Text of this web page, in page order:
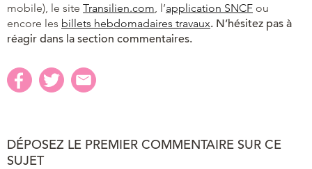
mobile), le site Transilien.com , l’application SNCF ou
encore les billets hebdomadaires travaux. N’hésitez pas à
réagir dans la section commentaires.
DÉPOSEZ LE PREMIER COMMENTAIRE SUR CE
SUJET